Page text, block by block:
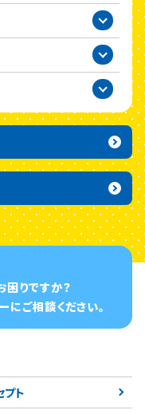
困りですか？
にご相談ください。
プト